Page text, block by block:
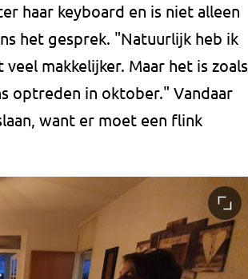
haar keyboard en is niet alleen
het gesprek. "Natuurlijk heb ik
makkelijker. Maar het is zoals
optreden in oktober." Vandaar
want er moet een flink